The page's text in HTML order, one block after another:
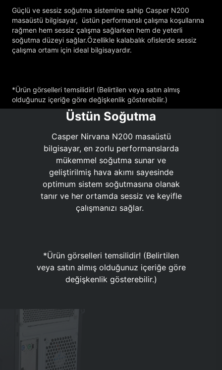
Güçlü ve sessiz soğutma sistemine sahip Casper N200
masaüstü bilgisayar, üstün performanslı çalışma koşullarına
rağmen hem sessiz çalışma sağlarken hem de yeterli
soğutma düzeyi sağlar.Özellikle kalabalık ofislerde sessiz
çalışma ortamı için ideal bilgisayardır.
*Ürün görselleri temsilidir! (Belirtilen veya satın almış
olduğunuz içeriğe göre değişkenlik gösterebilir.)
Üstün Soğutma
Casper Nirvana N200 masaüstü
bilgisayar, en zorlu performanslarda
mükemmel soğutma sunar ve
geliştirilmiş hava akımı sayesinde
optimum sistem soğutmasına olanak
tanır ve her ortamda sessiz ve keyifle
çalışmanızı sağlar.
*Ürün görselleri temsilidir! (Belirtilen
veya satın almış olduğunuz içeriğe göre
değişkenlik gösterebilir.)